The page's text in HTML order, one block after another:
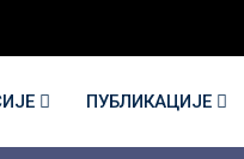
ПУБЛИКАЦИЈЕ